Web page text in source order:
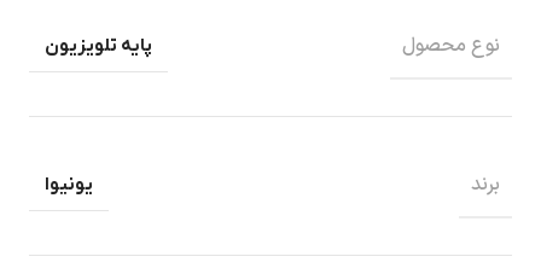
نوع محصول پایه تلویزیون
برند یونیوا